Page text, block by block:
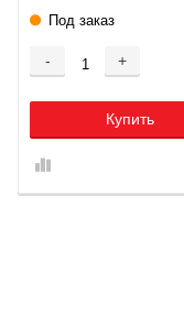
Под заказ
- +
Купить